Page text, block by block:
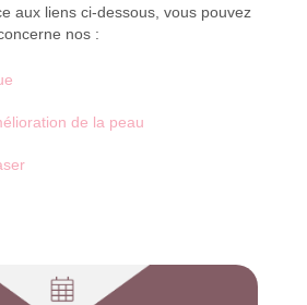
aux liens ci-dessous, vous pouvez
nos :
de la peau